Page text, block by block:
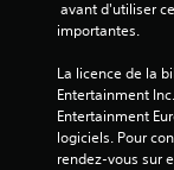
importantes.
La licence de la
Entertainment
Entertainment
logiciels. Pour
rendez-vous sur